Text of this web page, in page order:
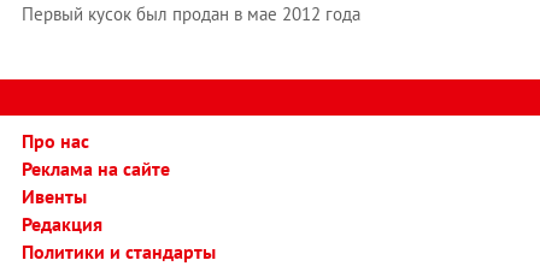
Первый кусок был продан в мае 2012 года
Про нас
Реклама на сайте
Ивенты
Редакция
Политики и стандарты